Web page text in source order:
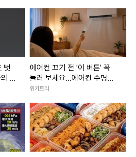
벗
시
에어컨 끄기 전 '이 버튼' 꼭
눌러 보세요...에어컨 수명이
늘어납니다
위키트리